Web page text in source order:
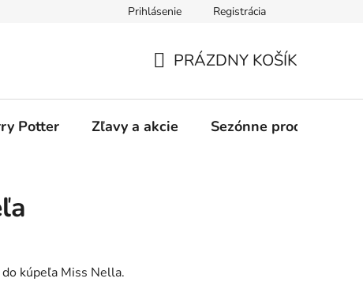
Ochrana osobných údajov O nás
Prihlásenie Registrácia
KOŠÍK
PRÁZDNY KOŠÍK
Potter Zľavy a akcie Sezónne produkty
kúpeľa Miss Nella.